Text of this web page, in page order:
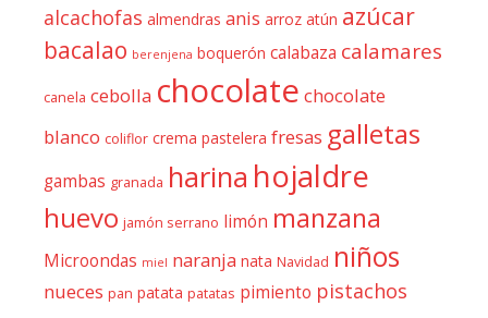
alcachofas almendras anis arroz atún azúcar
bacalao berenjena boquerón calabaza calamares
canela cebolla chocolate chocolate
blanco coliflor crema pastelera fresas galletas
gambas granada harina hojaldre
huevo jamón serrano limón manzana
Microondas miel naranja nata Navidad niños
nueces pan patata patatas pimiento pistachos